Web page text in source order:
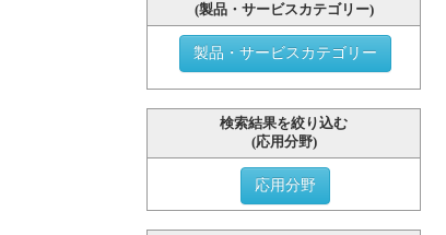
(製品・サービスカテゴリー)
製品・サービスカテゴリー
検索結果を絞り込む
(応用分野)
応用分野